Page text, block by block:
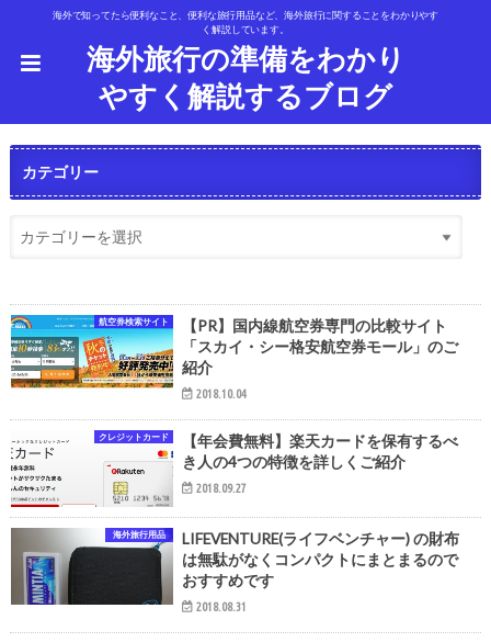
海外で知ってたら便利なこと、便利な旅行用品など、海外旅行に関することをわかりやす
く解説しています。
海外旅行の準備をわかり
やすく解説するブログ
カテゴリー
航空券検索サイト
【PR】国内線航空券専門の比較サイト
「スカイ・シー格安航空券モール」のご
紹介
2018.10.04
クレジットカード
【年会費無料】楽天カードを保有するべ
き人の4つの特徴を詳しくご紹介
2018.09.27
海外旅行用品
LIFEVENTURE(ライフベンチャー) の財布
は無駄がなくコンパクトにまとまるので
おすすめです
2018.08.31